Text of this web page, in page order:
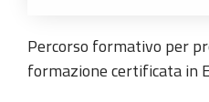
Percorso formativo per
formazione certificata in